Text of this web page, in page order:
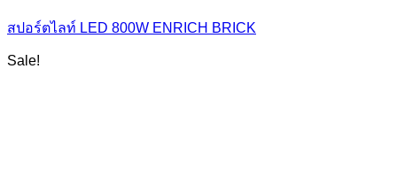
สปอร์ตไลท์ LED 800W ENRICH BRICK
Sale!